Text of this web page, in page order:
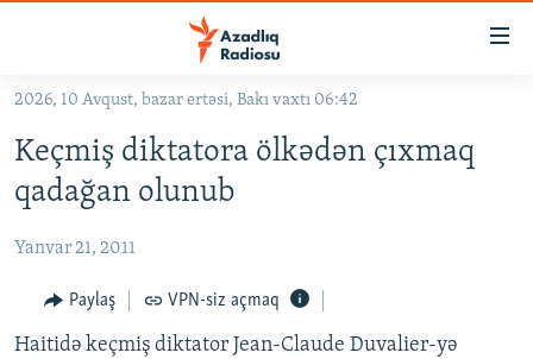
Əsas
qayıt
Əsas
naviqasiyaya
qayıt
#İZAHLA
KORRUPSIOMETR
#ƏSLINDƏ
FƏRQƏ BAX
QANUNI DOĞRU
2026, 10 Avqust, bazar ertəsi, Bakı vaxtı 06:42
Keçmiş diktatora ölkədən çıxmaq
qadağan olunub
Yanvar 21, 2011
Paylaş VPN-siz açmaq
Haitidə keçmiş diktator Jean-Claude Duvalier-yə